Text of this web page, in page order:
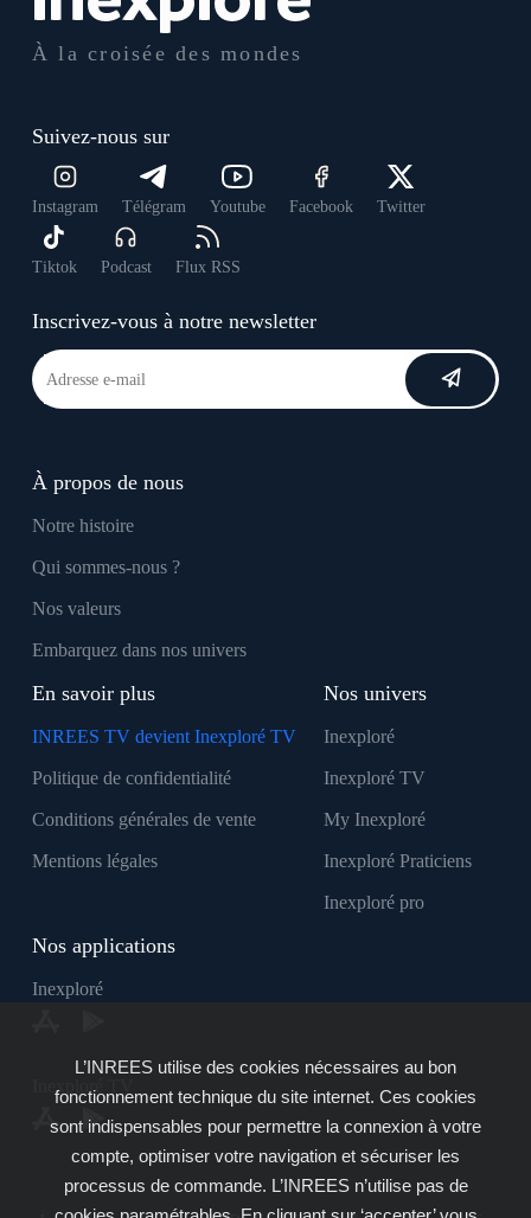
À la croisée des mondes
Suivez-nous sur
Instagram Télégram Youtube Facebook Twitter
Tiktok Podcast Flux RSS
Inscrivez-vous à notre newsletter
À propos de nous
Notre histoire
Qui sommes-nous ?
Nos valeurs
Embarquez dans nos univers
En savoir plus
INREES TV devient Inexploré TV
Politique de confidentialité
Conditions générales de vente
Mentions légales
Nos univers
Inexploré
Inexploré TV
My Inexploré
Inexploré Praticiens
Inexploré pro
Nos applications
Inexploré
Inexploré TV
L’INREES utilise des cookies nécessaires au bon
fonctionnement technique du site internet. Ces cookies
sont indispensables pour permettre la connexion à votre
compte, optimiser votre navigation et sécuriser les
processus de commande. L’INREES n’utilise pas de